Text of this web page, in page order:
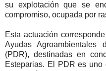
su explotación que se
compromiso, ocupada por
Esta actuación
Ayudas
(PDR), destinadas en
Esteparias. El PDR es